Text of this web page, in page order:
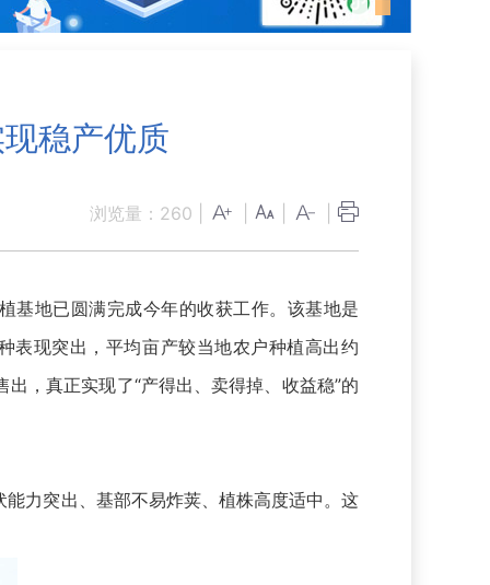
稳产优质
浏览量： 260
地已圆满完成今年的收获工作。该基地是
表现突出，平均亩产较当地农户种植高出约
，真正实现了“产得出、卖得掉、收益稳”的
力突出、基部不易炸荚、植株高度适中。这